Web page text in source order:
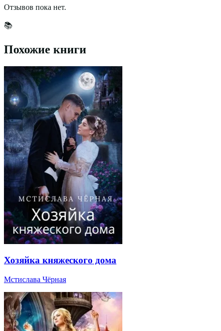
Отзывов пока нет.
📚
Похожие книги
Хозяйка княжеского дома
Мстислава Чёрная